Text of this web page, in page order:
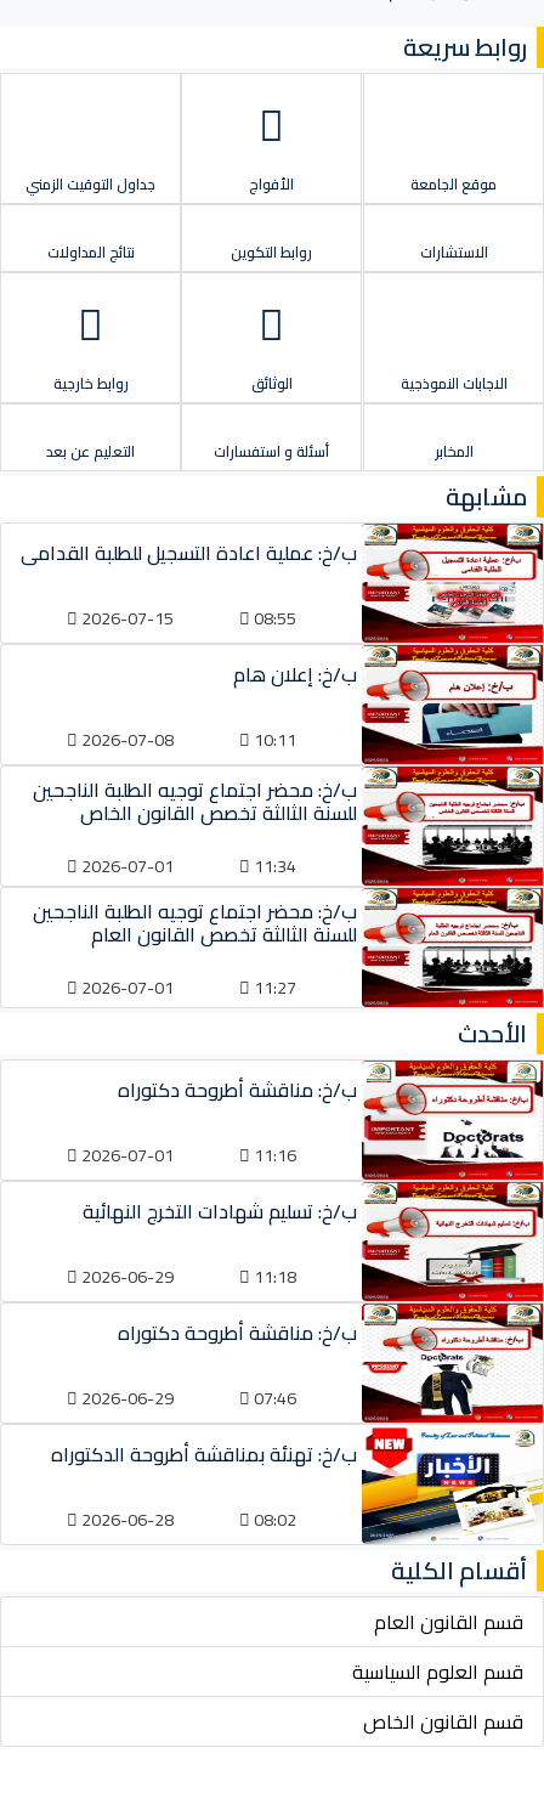
روابط سريعة
موقع الجامعة الأفواج جداول التوقيت الزمني
الاستشارات روابط التكوين نتائج المداولات
الاجابات النموذجية الوثائق روابط خارجية
المخابر أسئلة و استفسارات التعليم عن بعد
مشابهة
ب/خ: عملية اعادة التسجيل للطلبة القدامى
08:55
2026-07-15
ب/خ: إعلان هام
10:11
2026-07-08
ب/خ: محضر اجتماع توجيه الطلبة الناجحين
للسنة الثالثة تخصص القانون الخاص
11:34
2026-07-01
ب/خ: محضر اجتماع توجيه الطلبة الناجحين
للسنة الثالثة تخصص القانون العام
11:27
2026-07-01
الأحدث
ب/خ: مناقشة أطروحة دكتوراه
11:16
2026-07-01
ب/خ: تسليم شهادات التخرج النهائية
11:18
2026-06-29
ب/خ: مناقشة أطروحة دكتوراه
07:46
2026-06-29
ب/خ: تهنئة بمناقشة أطروحة الدكتوراه
08:02
2026-06-28
أقسام الكلية
قسم القانون العام
قسم العلوم السياسية
قسم القانون الخاص